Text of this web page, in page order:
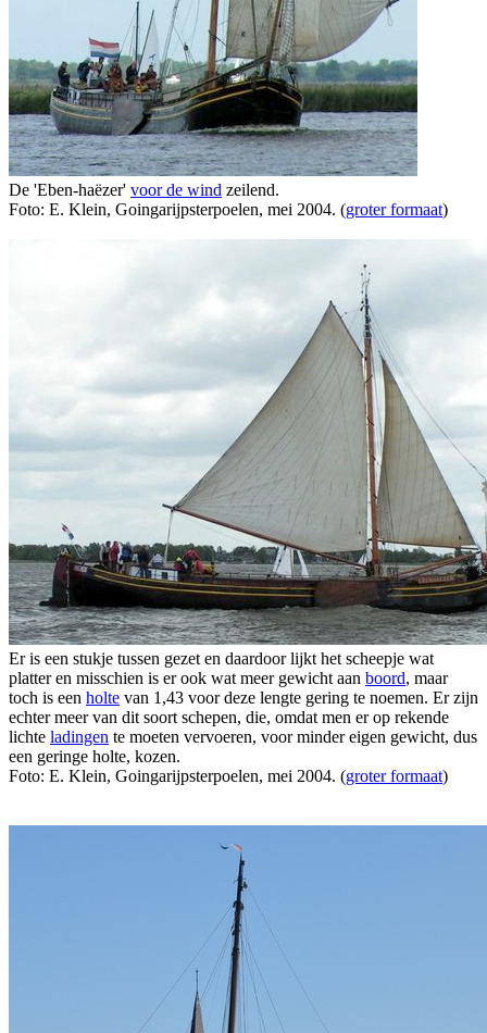
De 'Eben-haëzer' voor de wind zeilend.
Foto: E. Klein, Goingarijpsterpoelen, mei 2004. (groter formaat)
Er is een stukje tussen gezet en daardoor lijkt het scheepje wat
platter en misschien is er ook wat meer gewicht aan boord, maar
toch is een holte van 1,43 voor deze lengte gering te noemen. Er zijn
echter meer van dit soort schepen, die, omdat men er op rekende
lichte ladingen te moeten vervoeren, voor minder eigen gewicht, dus
een geringe holte, kozen.
Foto: E. Klein, Goingarijpsterpoelen, mei 2004. (groter formaat)